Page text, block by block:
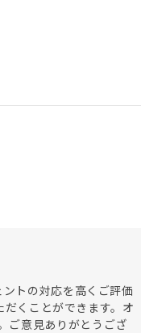
トの対応を高くご評価
くことができます。オ
ご意見ありがとうござ